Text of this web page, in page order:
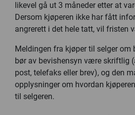
likevel gå ut 3 måneder etter at
Dersom kjøperen ikke har fått
angrerett i det hele tatt, vil fristen
Meldingen fra kjøper til selger om
bør av bevishensyn være skriftlig
post, telefaks eller brev), og den
opplysninger om hvordan
til selgeren.